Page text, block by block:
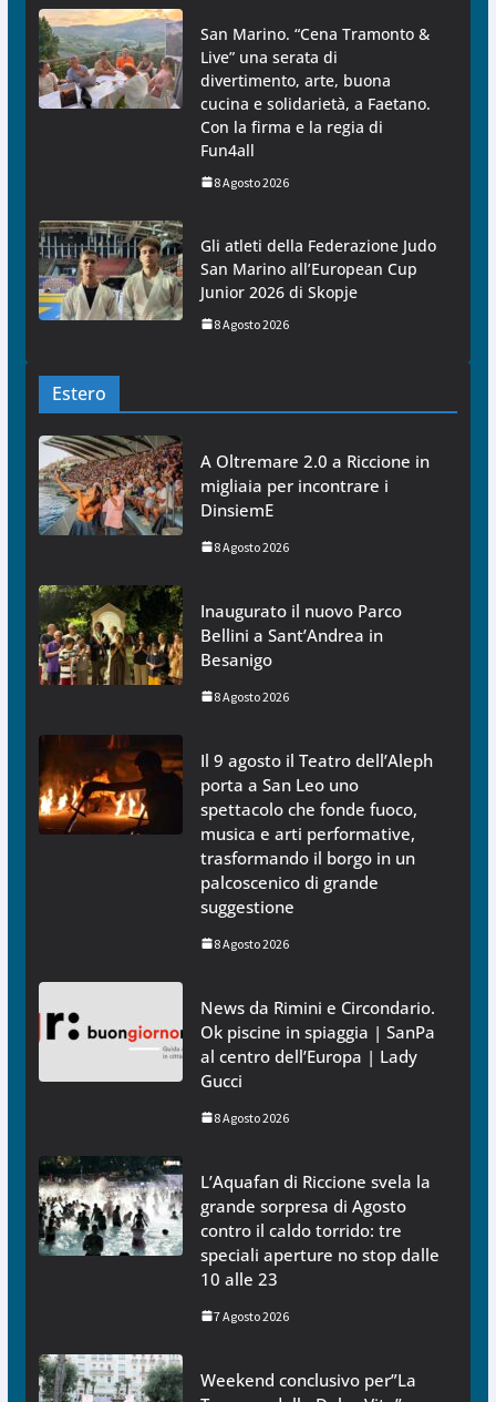
San Marino. “Cena Tramonto &
Live” una serata di
divertimento, arte, buona
cucina e solidarietà, a Faetano.
Con la firma e la regia di
Fun4all
8 Agosto 2026
Gli atleti della Federazione Judo
San Marino all’European Cup
Junior 2026 di Skopje
8 Agosto 2026
Estero
A Oltremare 2.0 a Riccione in
migliaia per incontrare i
DinsiemE
8 Agosto 2026
Inaugurato il nuovo Parco
Bellini a Sant’Andrea in
Besanigo
8 Agosto 2026
Il 9 agosto il Teatro dell’Aleph
porta a San Leo uno
spettacolo che fonde fuoco,
musica e arti performative,
trasformando il borgo in un
palcoscenico di grande
suggestione
8 Agosto 2026
News da Rimini e Circondario.
Ok piscine in spiaggia | SanPa
al centro dell’Europa | Lady
Gucci
8 Agosto 2026
L’Aquafan di Riccione svela la
grande sorpresa di Agosto
contro il caldo torrido: tre
speciali aperture no stop dalle
10 alle 23
7 Agosto 2026
Weekend conclusivo per”La